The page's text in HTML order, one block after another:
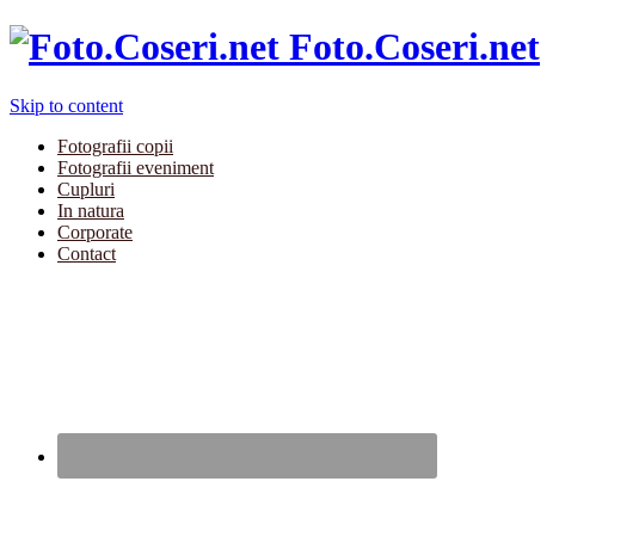
Foto.Coseri.net
Skip to content
Fotografii copii
Fotografii eveniment
Cupluri
In natura
Corporate
Contact